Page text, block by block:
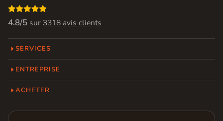

4.8/5 sur 3318 avis clients
SERVICES
ENTREPRISE
ACHETER